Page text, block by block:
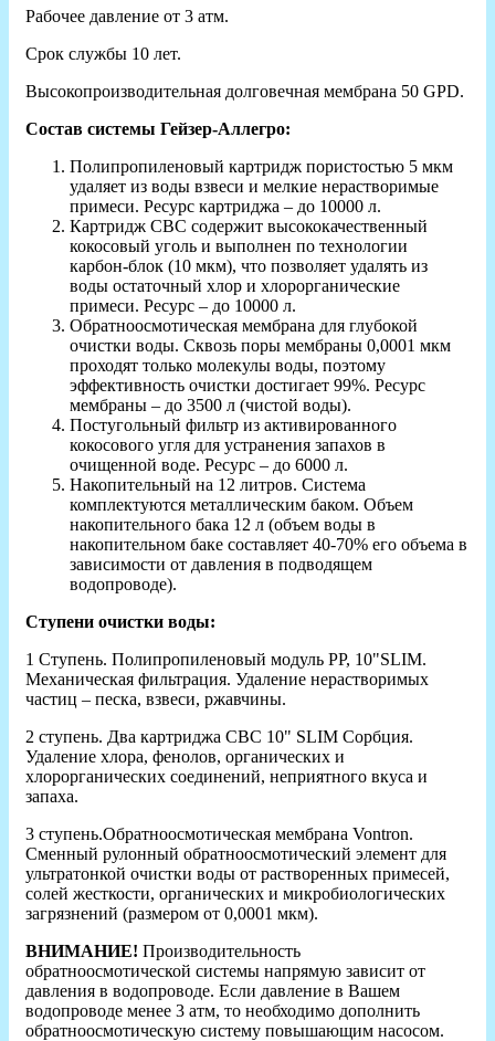
Рабочее давление от 3 атм.
Срок службы 10 лет.
Высокопроизводительная долговечная мембрана 50 GPD.
Состав системы Гейзер-Аллегро:
Полипропиленовый картридж пористостью 5 мкм
удаляет из воды взвеси и мелкие нерастворимые
примеси. Ресурс картриджа – до 10000 л.
Картридж СВС содержит высококачественный
кокосовый уголь и выполнен по технологии
карбон-блок (10 мкм), что позволяет удалять из
воды остаточный хлор и хлорорганические
примеси. Ресурс – до 10000 л.
Обратноосмотическая мембрана для глубокой
очистки воды. Сквозь поры мембраны 0,0001 мкм
проходят только молекулы воды, поэтому
эффективность очистки достигает 99%. Ресурс
мембраны – до 3500 л (чистой воды).
Постугольный фильтр из активированного
кокосового угля для устранения запахов в
очищенной воде. Ресурс – до 6000 л.
Накопительный на 12 литров. Система
комплектуются металлическим баком. Объем
накопительного бака 12 л (объем воды в
накопительном баке составляет 40-70% его объема в
зависимости от давления в подводящем
водопроводе).
Ступени очистки воды:
1 Ступень. Полипропиленовый модуль PP, 10"SLIM.
Механическая фильтрация. Удаление нерастворимых
частиц – песка, взвеси, ржавчины.
2 ступень. Два картриджа CBC 10" SLIM Сорбция.
Удаление хлора, фенолов, органических и
хлорорганических соединений, неприятного вкуса и
запаха.
3 ступень.Обратноосмотическая мембрана Vontron.
Сменный рулонный обратноосмотический элемент для
ультратонкой очистки воды от растворенных примесей,
солей жесткости, органических и микробиологических
загрязнений (размером от 0,0001 мкм).
ВНИМАНИЕ! Производительность
обратноосмотической системы напрямую зависит от
давления в водопроводе. Если давление в Вашем
водопроводе менее 3 атм, то необходимо дополнить
обратноосмотическую систему повышающим насосом.